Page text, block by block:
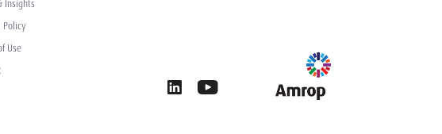
Insights
Policy
Use